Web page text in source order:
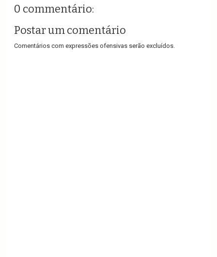
0 commentário:
Postar um comentário
Comentários com expressões ofensivas serão excluídos.